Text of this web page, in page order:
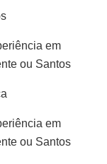
em
ou Santos
em
ou Santos